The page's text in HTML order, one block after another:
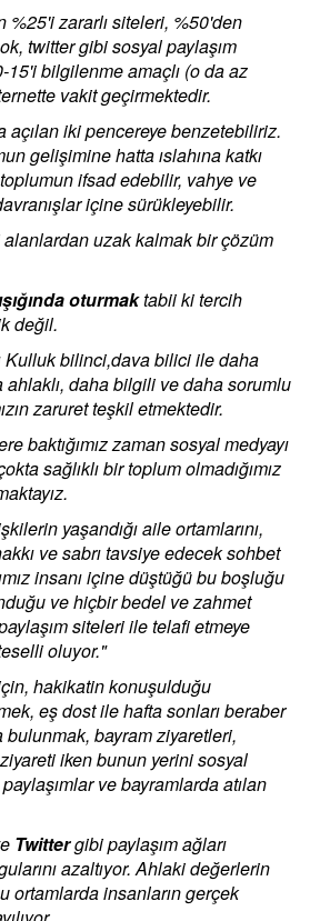
%25'i zararlı siteleri, %50'den
twitter gibi sosyal paylaşım
15'i bilgilenme amaçlı (o da az
vakit geçirmektedir.
açılan iki pencereye benzetebiliriz.
gelişimine hatta ıslahına katkı
ifsad edebilir, vahye ve
içine sürükleyebilir.
uzak kalmak bir çözüm
oturmaktabii ki tercih
değil.
Kulluk bilinci,dava bilici ile daha
daha bilgili ve daha sorumlu
zaruret teşkil etmektedir.
baktığımız zaman sosyal medyayı
sağlıklı bir toplum olmadığımız
yaşandığı aile ortamlarını,
ve sabrı tavsiye edecek sohbet
insanı içine düştüğü bu boşluğu
ve hiçbir bedel ve zahmet
siteleri ile telafi etmeye
oluyor."
hakikatin konuşulduğu
eş dost ile hafta sonları beraber
bayram ziyaretleri,
iken bunun yerini sosyal
ve bayramlarda atılan
Twittergibi paylaşım ağları
azaltıyor. Ahlaki değerlerin
ortamlarda insanların gerçek